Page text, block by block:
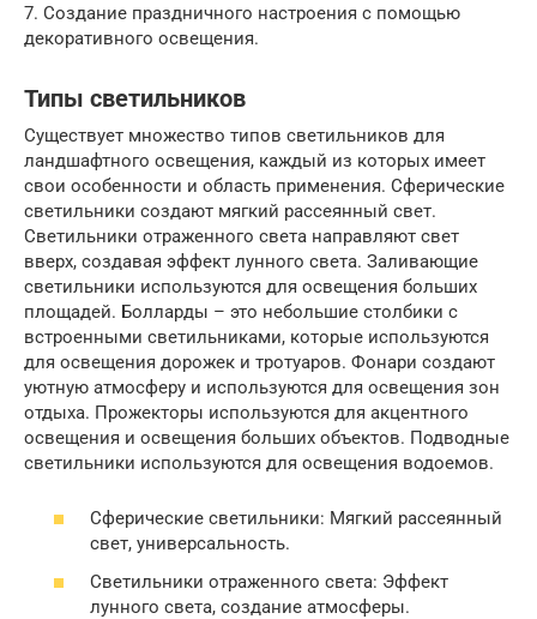
7. Создание праздничного настроения с помощью
декоративного освещения.
Типы светильников
Существует множество типов светильников для
ландшафтного освещения, каждый из которых имеет
свои особенности и область применения. Сферические
светильники создают мягкий рассеянный свет.
Светильники отраженного света направляют свет
вверх, создавая эффект лунного света. Заливающие
светильники используются для освещения больших
площадей. Болларды – это небольшие столбики с
встроенными светильниками, которые используются
для освещения дорожек и тротуаров. Фонари создают
уютную атмосферу и используются для освещения зон
отдыха. Прожекторы используются для акцентного
освещения и освещения больших объектов. Подводные
светильники используются для освещения водоемов.
Сферические светильники: Мягкий рассеянный
свет, универсальность.
Светильники отраженного света: Эффект
лунного света, создание атмосферы.